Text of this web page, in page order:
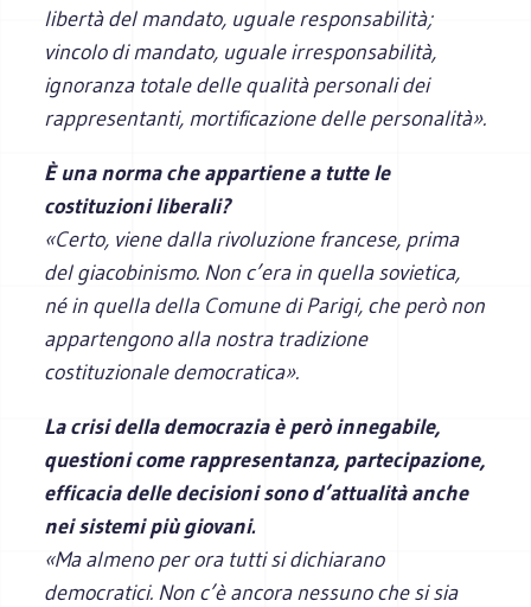
libertà del mandato, uguale responsabilità;
vincolo di mandato, uguale irresponsabilità,
ignoranza totale delle qualità personali dei
rappresentanti, mortificazione delle personalità».
È una norma che appartiene a tutte le
costituzioni liberali?
«Certo, viene dalla rivoluzione francese, prima
del giacobinismo. Non c’era in quella sovietica,
né in quella della Comune di Parigi, che però non
appartengono alla nostra tradizione
costituzionale democratica».
La crisi della democrazia è però innegabile,
questioni come rappresentanza, partecipazione,
efficacia delle decisioni sono d’attualità anche
nei sistemi più giovani.
«Ma almeno per ora tutti si dichiarano
democratici. Non c’è ancora nessuno che si sia